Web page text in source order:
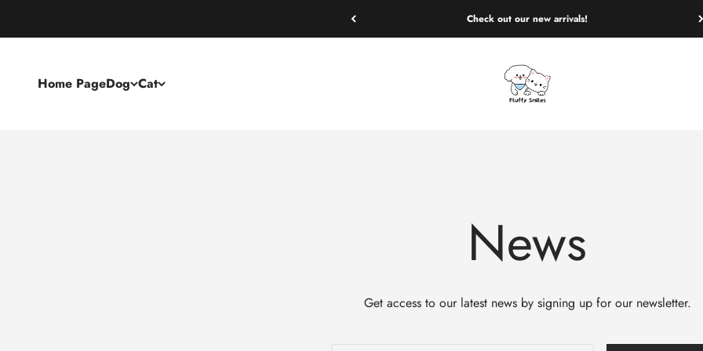
Check out our new arrivals!
Home PageDog Cat
Fluffy Smiles
News
Get access to our latest news by signing up for our newsletter.